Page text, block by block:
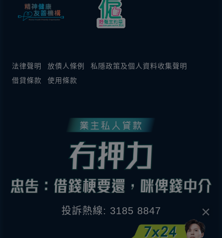
×
法律聲明 放債人條例
私隱政策及個人資料收集聲明
借貸條款
使用條款
投訴熱線: 3185 8847